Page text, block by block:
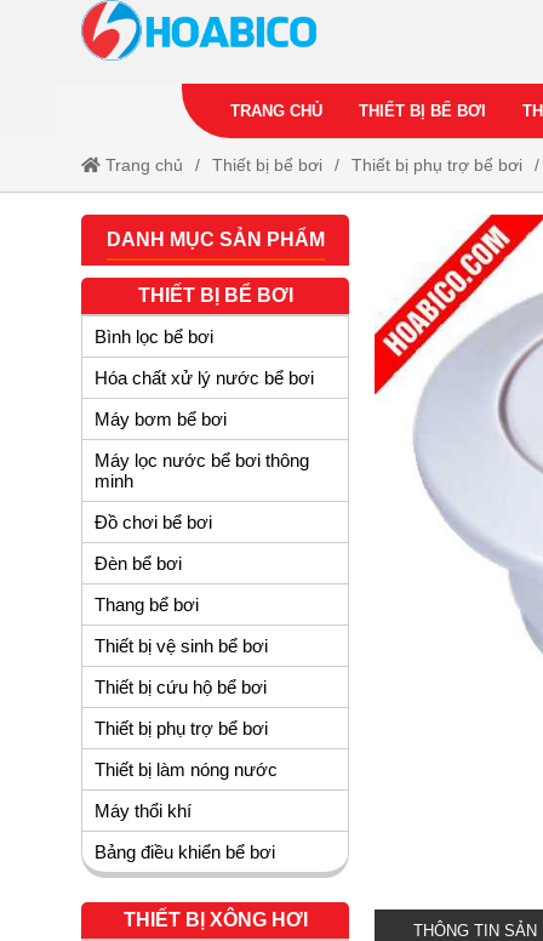
TRANG CHỦ THIẾT BỊ BỂ BƠI
Trang chủ Thiết bị bể bơi Thiết bị phụ trợ bể bơi
THÔNG TIN SẢN
DANH MỤC SẢN PHẨM
THIẾT BỊ BỂ BƠI
Bình lọc bể bơi
Hóa chất xử lý nước bể bơi
Máy bơm bể bơi
Máy lọc nước bể bơi thông
minh
Đồ chơi bể bơi
Đèn bể bơi
Thang bể bơi
Thiết bị vệ sinh bể bơi
Thiết bị cứu hộ bể bơi
Thiết bị phụ trợ bể bơi
Thiết bị làm nóng nước
Máy thổi khí
Bảng điều khiển bể bơi
THIẾT BỊ XÔNG HƠI